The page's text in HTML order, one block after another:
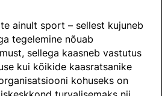
Meelespea
KUTSET
ainult sport – sellest kujuneb
tegelemine nõuab
sellega kaasneb vastutus
kui kõikide kaasratsanike
kohuseks on